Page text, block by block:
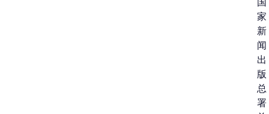
家
新
闻
出
版
总
署